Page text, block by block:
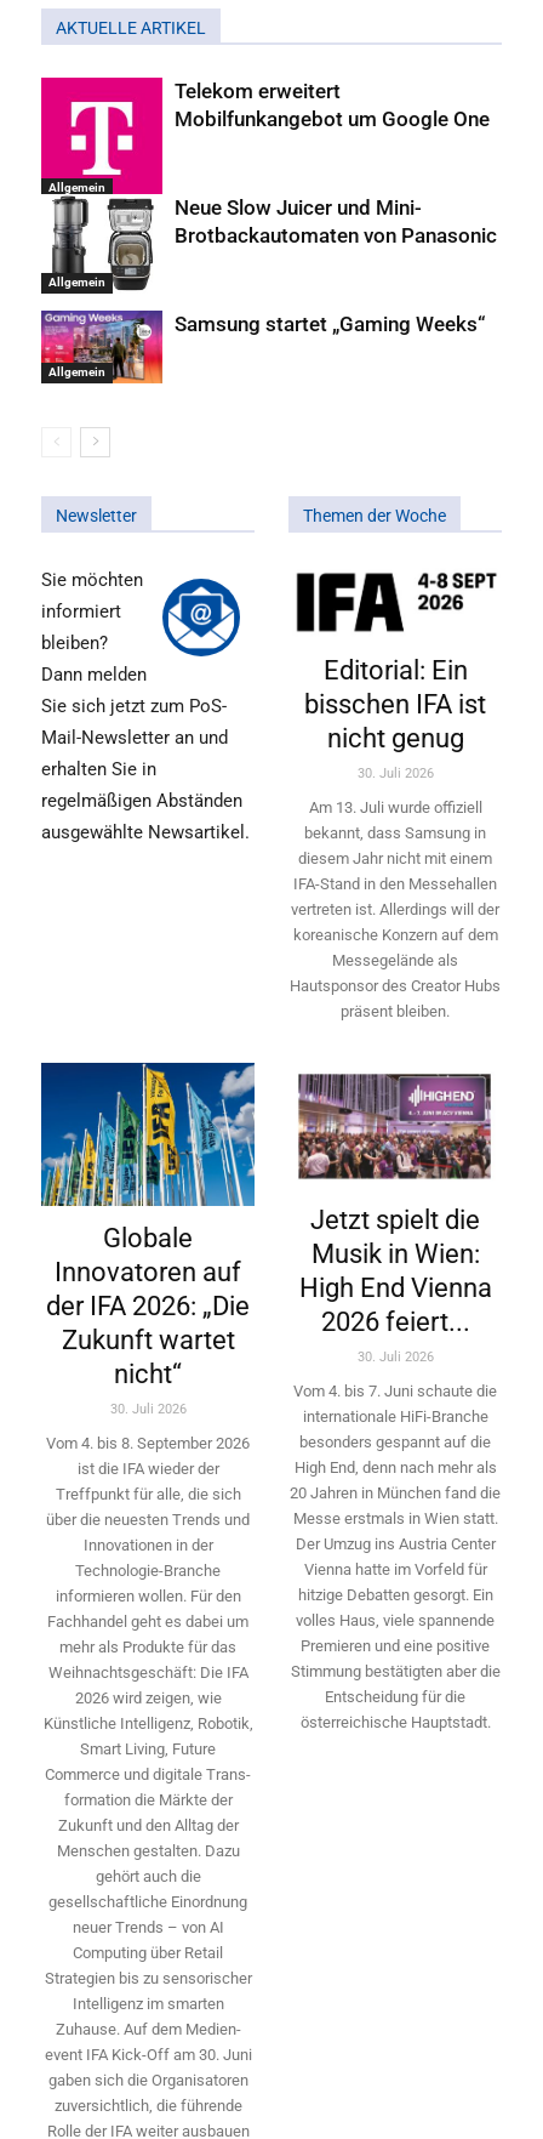
AKTUELLE ARTIKEL
Allgemein
Telekom erweitert
Mobilfunkangebot um Google One
Allgemein
Neue Slow Juicer und Mini-
Brotbackautomaten von Panasonic
Allgemein
Samsung startet „Gaming Weeks“
Newsletter
Sie möchten
informiert
bleiben?
Dann melden
Sie sich jetzt zum PoS-
Mail-Newsletter an und
erhalten Sie in
regelmäßigen Abständen
ausgewählte Newsartikel.
Themen der Woche
Editorial: Ein
bisschen IFA ist
nicht genug
30. Juli 2026
Am 13. Juli wurde offiziell
bekannt, dass Samsung in
diesem Jahr nicht mit einem
IFA-Stand in den Messehallen
vertreten ist. Allerdings will ­der
koreanische Konzern auf dem
Messegelände als
Hautsponsor des Creator Hubs
präsent bleiben.
Globale
Innovatoren auf
der IFA 2026: „Die
Zukunft wartet
nicht“
30. Juli 2026
Vom 4. bis 8. September 2026
ist die IFA wieder der
Treffpunkt für alle, die sich
über die neuesten Trends und
Innovationen in der
Technologie-­Branche
informieren wollen. Für den
Fachhandel geht es dabei um
mehr als Produkte für das
Weihnachtsgeschäft: Die IFA
2026 wird ­zeigen, wie
Künstliche Intelligenz, Robotik,
Smart Living, Future
Commerce und digitale Trans­
formation die Märkte der
Zukunft und den Alltag der
Menschen gestalten. Dazu
gehört auch die
gesellschaftliche Einordnung
neuer Trends – von AI
Computing über Retail
Strategien bis zu sensorischer
Intelligenz im smarten
Zuhause. Auf dem Medien­
event IFA Kick-Off am 30. Juni
gaben sich die Organisatoren
zuversichtlich, die führende
Rolle der IFA weiter ausbauen
Jetzt spielt die
Musik in Wien:
High End Vienna
2026 feiert...
30. Juli 2026
Vom 4. bis 7. Juni schaute die
internationale HiFi-Branche
besonders gespannt auf die
High End, denn nach mehr als
20 Jahren in München fand die
Messe erstmals in Wien statt.
Der Umzug ins Austria Center
Vienna hatte im Vorfeld für
hitzige Debatten gesorgt. Ein
volles Haus, viele spannende
Premieren und eine positive
Stimmung bestätigten aber die
Entscheidung für die
österreichische Hauptstadt.